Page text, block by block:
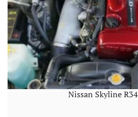
Nissan Skyline